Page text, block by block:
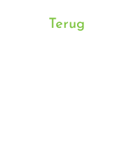
Terug